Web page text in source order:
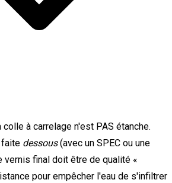
à carrelage n'est PAS étanche.
faite dessous(avec un SPEC ou une
vernis final doit être de qualité «
pour empêcher l'eau de s'infiltrer